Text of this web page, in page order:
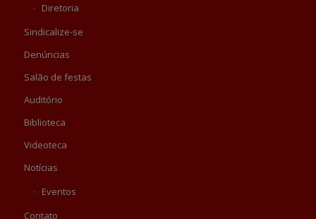
Diretoria
Sindicalize-se
Denúncias
Salão de festas
Auditório
Biblioteca
Videoteca
Notícias
Eventos
Contato